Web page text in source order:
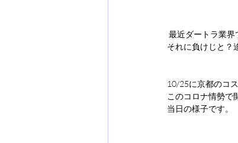
最近ダートラ業界
それに負けじと？
10/25に京都のコ
このコロナ情勢で
当日の様子です。